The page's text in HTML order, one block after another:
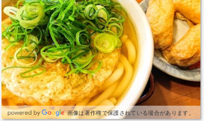
画像は著作権で保護されている場合があります。